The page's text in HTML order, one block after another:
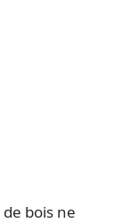
bois ne